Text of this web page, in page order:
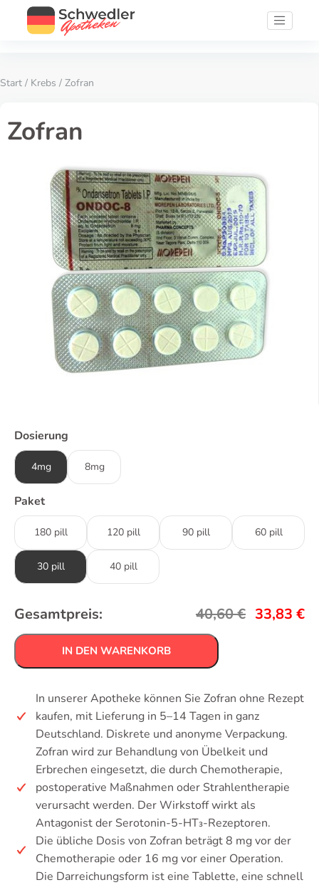
Start / Krebs / Zofran
Zofran
Dosierung
4mg 8mg
Paket
180 pill 120 pill 90 pill 60 pill
30 pill 40 pill
Gesamtpreis: 40,60€ 33,83 €
IN DEN WARENKORB
In unserer Apotheke können Sie Zofran ohne Rezept
kaufen, mit Lieferung in 5–14 Tagen in ganz
Deutschland. Diskrete und anonyme Verpackung.
Zofran wird zur Behandlung von Übelkeit und
Erbrechen eingesetzt, die durch Chemotherapie,
postoperative Maßnahmen oder Strahlentherapie
verursacht werden. Der Wirkstoff wirkt als
Antagonist der Serotonin-5-HT₃-Rezeptoren.
Die übliche Dosis von Zofran beträgt 8 mg vor der
Chemotherapie oder 16 mg vor einer Operation.
Die Darreichungsform ist eine Tablette, eine schnell